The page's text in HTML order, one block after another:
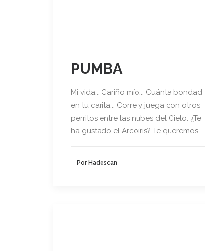
PUMBA
Mi vida... Cariño mío... Cuánta bondad
en tu carita... Corre y juega con otros
perritos entre las nubes del Cielo. ¿Te
ha gustado el Arcoíris? Te queremos.
Por Hadescan